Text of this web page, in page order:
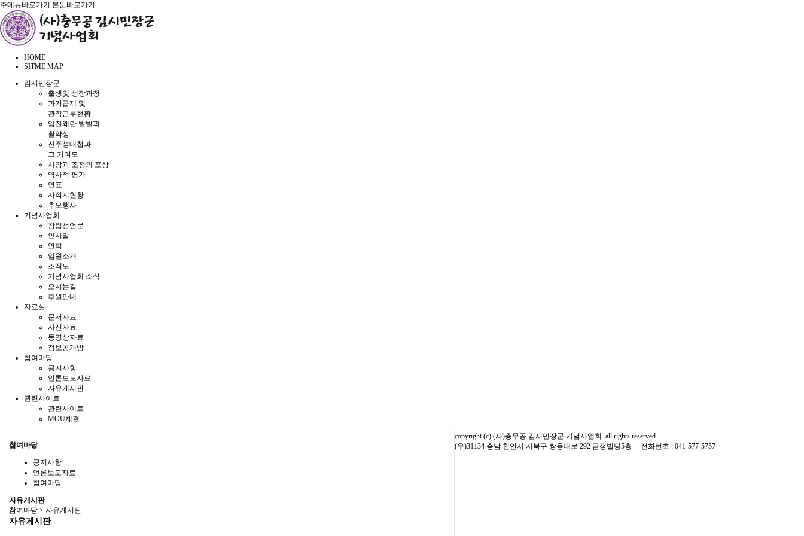
주메뉴바로가기 본문바로가기
HOME
SITME MAP
김시민장군
출생및 성장과정
과거급제 및
관직근무현황
임진왜란 발발과
활약상
진주성대첩과
그 기여도
사망과 조정의 포상
역사적 평가
연표
사적지현황
추모행사
기념사업회
창립선언문
인사말
연혁
임원소개
조직도
기념사업회 소식
오시는길
후원안내
자료실
문서자료
사진자료
동영상자료
정보공개방
참여마당
공지사항
언론보도자료
자유게시판
관련사이트
관련사이트
MOU체결
참여마당
공지사항
언론보도자료
참여마당
자유게시판
참여마당 > 자유게시판
자유게시판
copyright (c) (사)충무공 김시민장군 기념사업회. all rights reserved.
(우)31134 충남 천안시 서북구 쌍용대로 292 금정빌딩5층 전화번호 : 041-577-5757